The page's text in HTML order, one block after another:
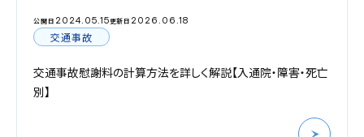
公開日 2024.05.15更新日 2026.06.18
交通事故
交通事故慰謝料の計算方法を詳しく解説【入通院・障害・死亡
別】